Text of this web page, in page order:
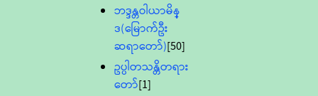
ဘဒ္ဒန္တဝါယာမိန္
ဒ(မြောက်ဦး
ဆရာတော်)[50]
ဥပ္ပါတသန္တိတရား
တော်[1]